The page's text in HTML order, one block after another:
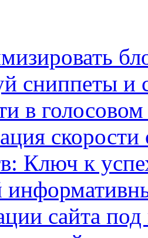
сниппеты и
в
Ключ к
сайта